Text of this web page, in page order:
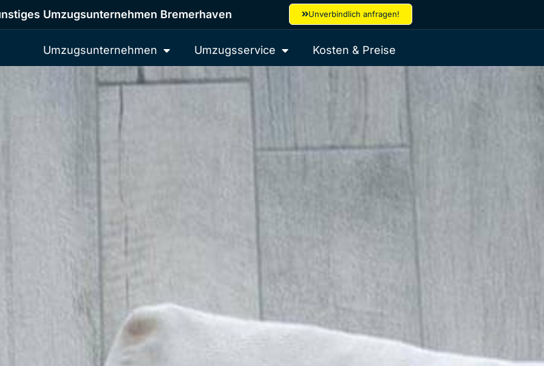
Umzugsunternehmen Bremerhaven Unverbindlich anfragen!
Umzugsunternehmen Umzugsservice Kosten & Preise